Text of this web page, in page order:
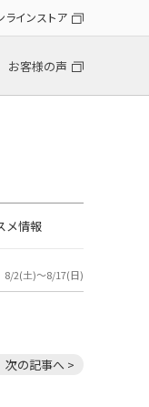
ラインストア
お客様の声
メ情報
2(土)～8/17(日)
次の記事へ >